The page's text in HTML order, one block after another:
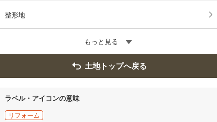
整形地
もっと見る
土地トップへ戻る
ラベル・アイコンの意味
リフォーム